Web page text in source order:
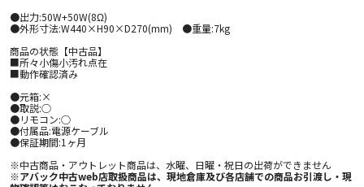
●出力:50W+50W(8Ω)
●外形寸法:W440×H90×D270(mm) ●重量:7kg
商品の状態【中古品】
■所々小傷小汚れ点在
■動作確認済み
●元箱:×
●取説:○
●リモコン:○
●付属品:電源ケーブル
●保証期間:1ヶ月
※中古商品・アウトレット商品は、水曜、日曜・祝日の出荷ができません
※アバック中古web店取扱商品は、現地倉庫及び各店舗での商品お引渡し・現